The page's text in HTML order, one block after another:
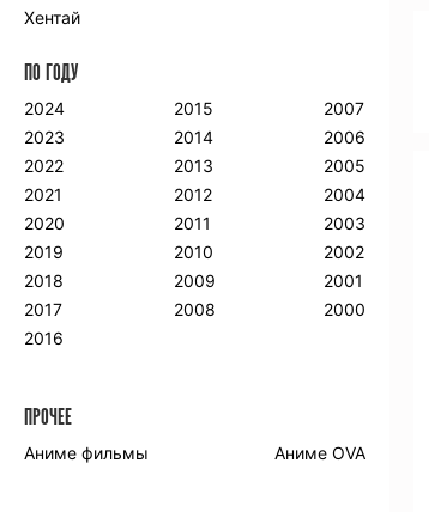
Хентай
ПО ГОДУ
2024
2023
2022
2021
2020
2019
2018
2017
2016
2015
2014
2013
2012
2011
2010
2009
2008
2007
2006
2005
2004
2003
2002
2001
2000
ПРОЧЕЕ
Аниме фильмы Аниме OVA